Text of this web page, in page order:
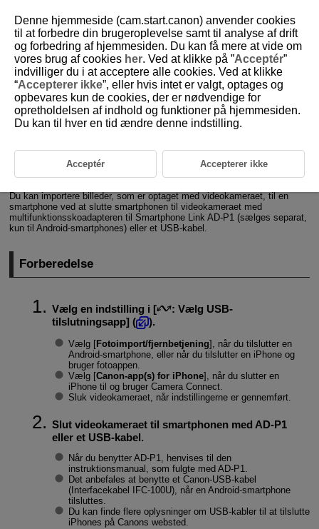
D292-201
Import af billeder til en smartphone
Forberedelse
Brug af Camera Connect
Du kan importere billeder, som er optaget med videokameraet, til en
smartphone ved at slutte smartphonen til videokameraet med
multifunktionsskoadapteren til Smartphone Link AD-P1 (sælges separat,
kun til Android-smartphones) eller et USB-kabel.
Forberedelse
Vælg en indstilling i [ : Vælg USB-
tilslutningsapp] ( ).
Vælg [Fotoimport/fjernbetjening], når du tilslutter en
Android-smartphone, eller når du tilslutter en iPhone og
bruger fotoappen.
Vælg [Canon-app(s) for iPhone], når du slutter en
iPhone til og bruger Camera Connect.
Sluk videokameraet, når indstillingerne er gennemført.
Slut videokameraet til smartphonen med AD-P1
eller et USB-kabel.
Når du benytter AD-P1, henvises til den
instruktionsmanual, som fulgte med AD-P1.
Det anbefales at benytte et Canon-USB-kabel
(Interfacekabel
IFC-100U), når en Android-smartphone
tilsluttes.
Du kan finde flere oplysninger om USB-kabler til at tilslutte
iPhones på Canons websted.
Denne hjemmeside (cam.start.canon) anvender cookies
til at forbedre din brugeroplevelse samt til analyse af drift
og forbedring af hjemmesiden. Du kan få mere at vide om
vores brug af cookies her. Ved at klikke på ”Acceptér”
indvilliger du i at acceptere alle cookies. Ved at klikke
“Accepterer ikke”, eller hvis intet er valgt, optages og
opbevares kun de cookies, der er nødvendige for
opretholdelsen af indhold og funktioner på hjemmesiden.
Du kan til hver en tid ændre denne indstilling.
Acceptér Accepterer ikke